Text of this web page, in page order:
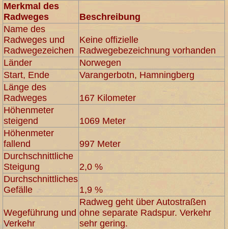
Merkmal des
Radweges
Beschreibung
Name des
Radweges und
Radwegezeichen
Keine offizielle
Radwegebezeichnung vorhanden
Länder
Norwegen
Start, Ende
Varangerbotn, Hamningberg
Länge des
Radweges
167 Kilometer
Höhenmeter
steigend
1069 Meter
Höhenmeter
fallend
997 Meter
Durchschnittliche
Steigung
2,0 %
Durchschnittliches
Gefälle
1,9 %
Wegeführung und
Verkehr
Radweg geht über Autostraßen
ohne separate Radspur. Verkehr
sehr gering.